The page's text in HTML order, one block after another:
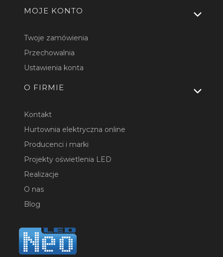
MOJE KONTO
Twoje zamówienia
Przechowalnia
Ustawienia konta
O FIRMIE
Kontakt
Hurtownia elektryczna online
Producenci i marki
Projekty oświetlenia LED
Realizacje
O nas
Blog